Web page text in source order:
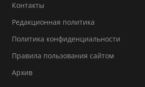
Контакты
Редакционная политика
Политика конфиденциальности
Правила пользования сайтом
Архив